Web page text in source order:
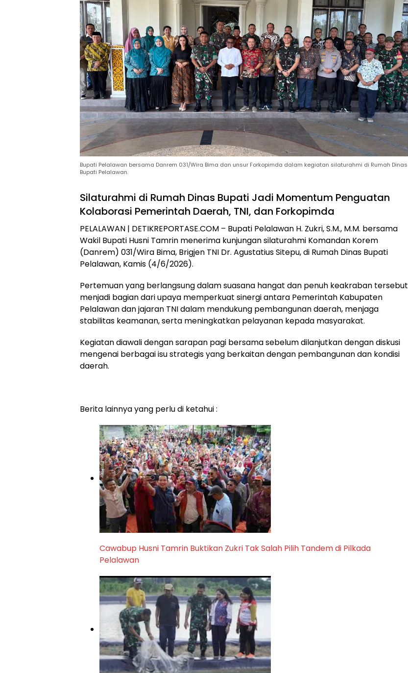
Bupati Pelalawan bersama Danrem 031/Wira Bima dan unsur Forkopimda dalam kegiatan silaturahmi di Rumah Dinas
Bupati Pelalawan.
Silaturahmi di Rumah Dinas Bupati Jadi Momentum Penguatan
Kolaborasi Pemerintah Daerah, TNI, dan Forkopimda
PELALAWAN | DETIKREPORTASE.COM – Bupati Pelalawan H. Zukri, S.M., M.M. bersama
Wakil Bupati Husni Tamrin menerima kunjungan silaturahmi Komandan Korem
(Danrem) 031/Wira Bima, Brigjen TNI Dr. Agustatius Sitepu, di Rumah Dinas Bupati
Pelalawan, Kamis (4/6/2026).
Pertemuan yang berlangsung dalam suasana hangat dan penuh keakraban tersebut
menjadi bagian dari upaya memperkuat sinergi antara Pemerintah Kabupaten
Pelalawan dan jajaran TNI dalam mendukung pembangunan daerah, menjaga
stabilitas keamanan, serta meningkatkan pelayanan kepada masyarakat.
Kegiatan diawali dengan sarapan pagi bersama sebelum dilanjutkan dengan diskusi
mengenai berbagai isu strategis yang berkaitan dengan pembangunan dan kondisi
daerah.
Berita lainnya yang perlu di ketahui :
Cawabup Husni Tamrin Buktikan Zukri Tak Salah Pilih Tandem di Pilkada
Pelalawan